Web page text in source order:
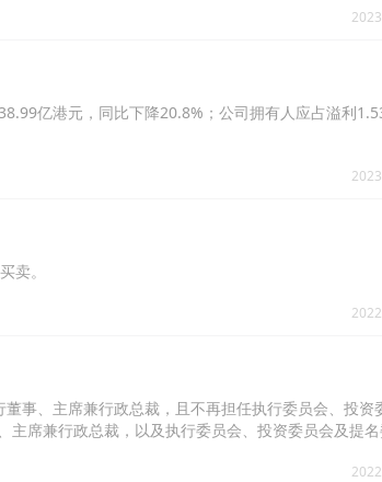
东的仓储业务。
亿港元，同比下降20.8%；公司拥有人应占溢利
卖。
事、主席兼行政总裁，且不再担任执行委员会、投资
席兼行政总裁，以及执行委员会、投资委员会及提名